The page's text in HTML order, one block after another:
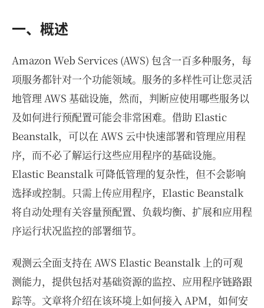
一、概述
Amazon Web Services (AWS) 包含一百多种服务，每
项服务都针对一个功能领域。服务的多样性可让您灵活
地管理 AWS 基础设施，然而，判断应使用哪些服务以
及如何进行预配置可能会非常困难。借助 Elastic
Beanstalk，可以在 AWS 云中快速部署和管理应用程
序，而不必了解运行这些应用程序的基础设施。
Elastic Beanstalk 可降低管理的复杂性，但不会影响
选择或控制。只需上传应用程序，Elastic Beanstalk
将自动处理有关容量预配置、负载均衡、扩展和应用程
序运行状况监控的部署细节。
观测云全面支持在 AWS Elastic Beanstalk 上的可观
测能力，提供包括对基础资源的监控、应用程序链路跟
踪等。文章将介绍在该环境上如何接入 APM，如何安